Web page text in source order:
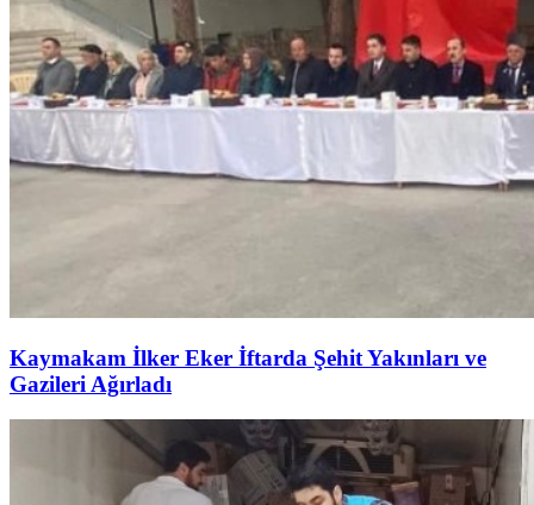
Kaymakam İlker Eker İftarda Şehit Yakınları ve
Gazileri Ağırladı